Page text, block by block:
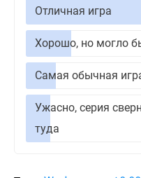
Отличная игра
Хорошо, но могло
Самая обычная
Ужасно, серия
туда